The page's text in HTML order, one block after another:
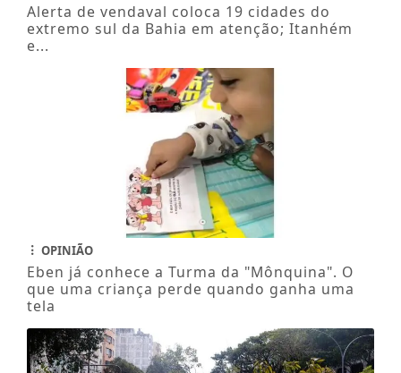
Alerta de vendaval coloca 19 cidades do
extremo sul da Bahia em atenção; Itanhém
e...
OPINIÃO
Eben já conhece a Turma da "Mônquina". O
que uma criança perde quando ganha uma
tela